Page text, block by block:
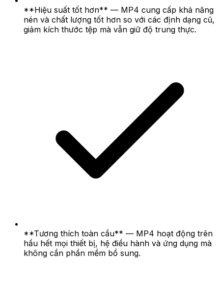
**Hiệu suất tốt hơn** — MP4 cung cấp khả năng
nén và chất lượng tốt hơn so với các định dạng cũ,
giảm kích thước tệp mà vẫn giữ độ trung thực.
**Tương thích toàn cầu** — MP4 hoạt động trên
hầu hết mọi thiết bị, hệ điều hành và ứng dụng mà
không cần phần mềm bổ sung.